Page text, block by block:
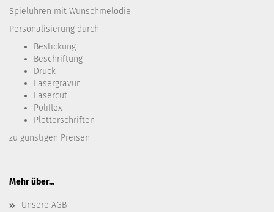
Spieluhren mit Wunschmelodie
Personalisierung durch
Bestickung​
Beschriftung
Druck
Lasergravur
Lasercut
Poliflex
Plotterschriften
zu günstigen Preisen
Mehr über...
Unsere AGB